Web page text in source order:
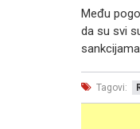
Među
da su svi
Tagovi: